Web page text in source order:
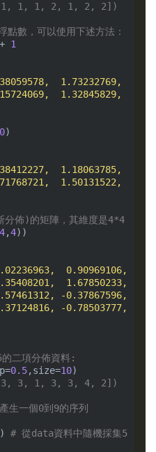
1, 1, 2, 1, 2, 2])
數，可以使用下述方法：
1
1.73232769,
1.32845829,
1.18063785,
1.50131522,
分佈)的矩陣，其維度是4*4
4,4
0.90969106,
1.67850233, -
-0.37867596, -
-0.78503777, -
二項分佈資料:
0.5,size=10
3, 1, 3, 3, 4, 2])
生一個0到9的序列
) # 從data資料中隨機採集5